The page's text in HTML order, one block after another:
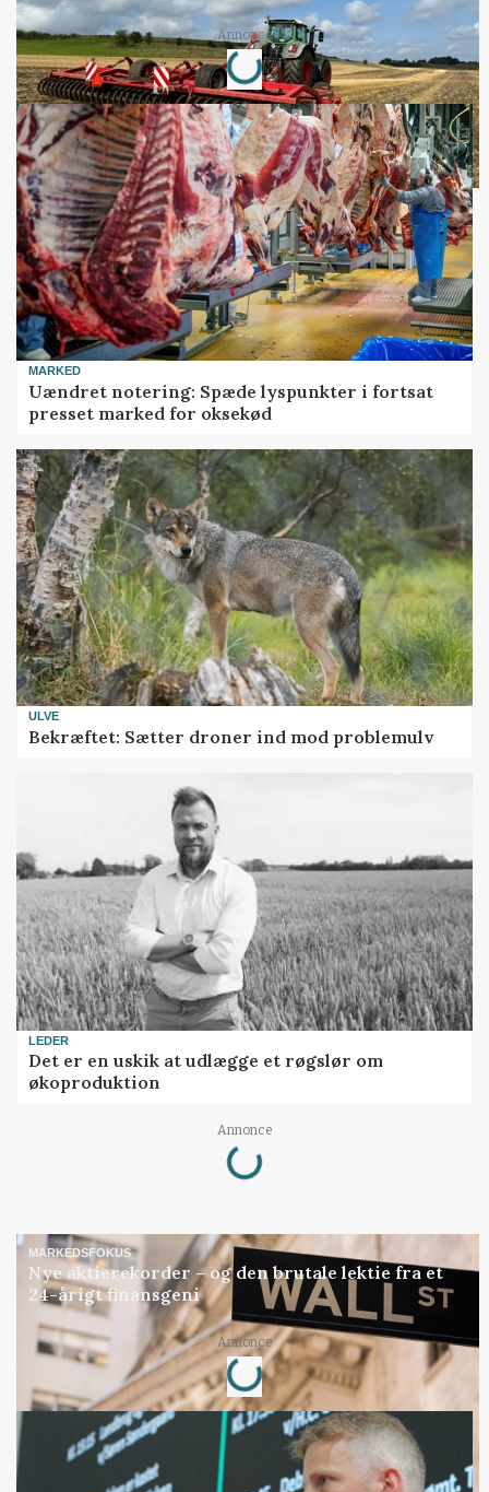
Annonce
Loading...
MARKED
Uændret notering: Spæde lyspunkter i fortsat
presset marked for oksekød
ULVE
Bekræftet: Sætter droner ind mod problemulv
LEDER
Det er en uskik at udlægge et røgslør om
økoproduktion
Annonce
Loading...
MARKEDSFOKUS
Nye aktierekorder – og den brutale lektie fra et
24-årigt finansgeni
Annonce
Loading...